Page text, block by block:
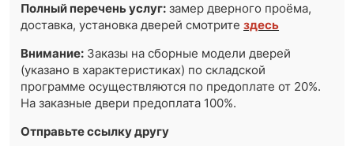
Полный перечень услуг: замер дверного проёма,
доставка, установка дверей смотритездесь
Внимание: Заказы на сборные модели дверей
(указано в характеристиках) по складской
программе осуществляются по предоплате от 20%.
На заказные двери предоплата 100%.
Отправьте ссылку другу